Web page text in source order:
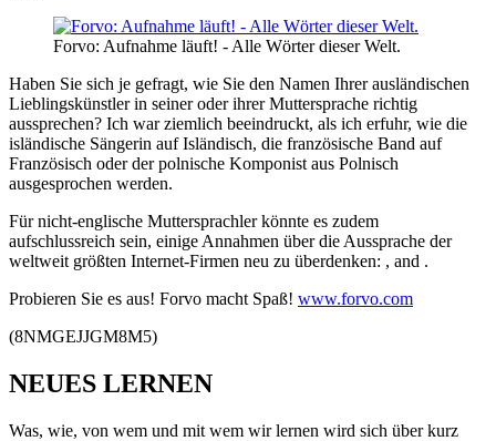
Forvo: Aufnahme läuft! - Alle Wörter dieser Welt.
Haben Sie sich je gefragt, wie Sie den Namen Ihrer ausländischen
Lieblingskünstler in seiner oder ihrer Muttersprache richtig
aussprechen? Ich war ziemlich beeindruckt, als ich erfuhr, wie die
isländische Sängerin auf Isländisch, die französische Band auf
Französisch oder der polnische Komponist aus Polnisch
ausgesprochen werden.
Für nicht-englische Muttersprachler könnte es zudem
aufschlussreich sein, einige Annahmen über die Aussprache der
weltweit größten Internet-Firmen neu zu überdenken: , and .
Probieren Sie es aus! Forvo macht Spaß! www.forvo.com
(8NMGEJJGM8M5)
NEUES LERNEN
Was, wie, von wem und mit wem wir lernen wird sich über kurz